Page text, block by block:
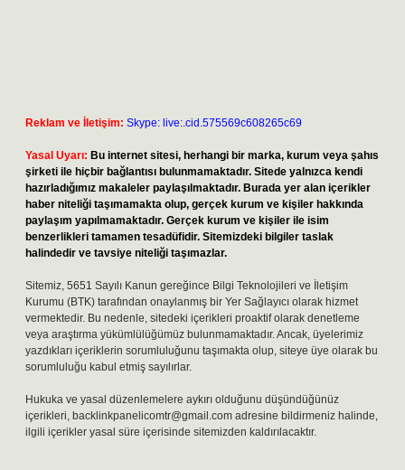
Reklam ve İletişim: Skype: live:.cid.575569c608265c69
Yasal Uyarı: Bu internet sitesi, herhangi bir marka, kurum veya şahıs
şirketi ile hiçbir bağlantısı bulunmamaktadır. Sitede yalnızca kendi
hazırladığımız makaleler paylaşılmaktadır. Burada yer alan içerikler
haber niteliği taşımamakta olup, gerçek kurum ve kişiler hakkında
paylaşım yapılmamaktadır. Gerçek kurum ve kişiler ile isim
benzerlikleri tamamen tesadüfidir. Sitemizdeki bilgiler taslak
halindedir ve tavsiye niteliği taşımazlar.
Sitemiz, 5651 Sayılı Kanun gereğince Bilgi Teknolojileri ve İletişim
Kurumu (BTK) tarafından onaylanmış bir Yer Sağlayıcı olarak hizmet
vermektedir. Bu nedenle, sitedeki içerikleri proaktif olarak denetleme
veya araştırma yükümlülüğümüz bulunmamaktadır. Ancak, üyelerimiz
yazdıkları içeriklerin sorumluluğunu taşımakta olup, siteye üye olarak bu
sorumluluğu kabul etmiş sayılırlar.
Hukuka ve yasal düzenlemelere aykırı olduğunu düşündüğünüz
içerikleri, backlinkpanelicomtr@gmail.com adresine bildirmeniz halinde,
ilgili içerikler yasal süre içerisinde sitemizden kaldırılacaktır.